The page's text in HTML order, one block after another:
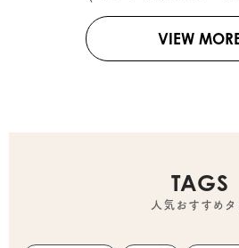
VIEW
TAGS
人気おすすめタ